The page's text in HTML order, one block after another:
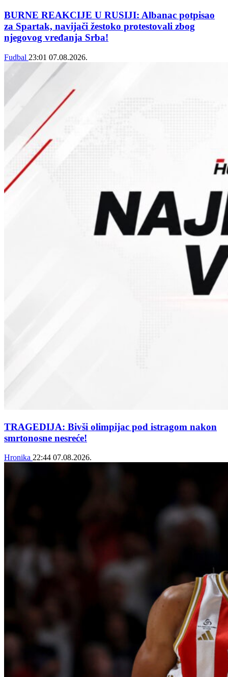
BURNE REAKCIJE U RUSIJI: Albanac potpisao
za Spartak, navijači žestoko protestovali zbog
njegovog vređanja Srba!
Fudbal 23:01 07.08.2026.
TRAGEDIJA: Bivši olimpijac pod istragom nakon
smrtonosne nesreće!
Hronika 22:44 07.08.2026.